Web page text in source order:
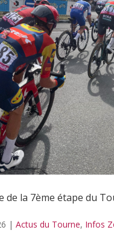
de la 7ème étape du
| Actus du Tourne, Infos